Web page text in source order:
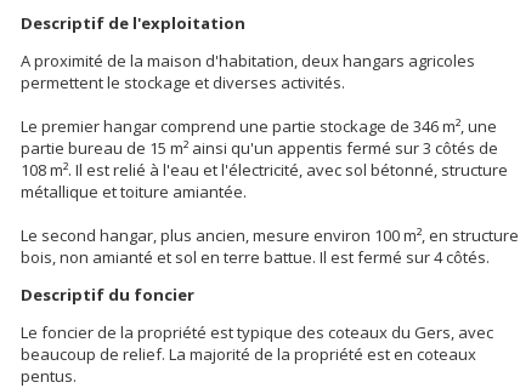
Descriptif de l'exploitation
A proximité de la maison d'habitation, deux hangars agricoles
permettent le stockage et diverses activités.
Le premier hangar comprend une partie stockage de 346 m², une
partie bureau de 15 m² ainsi qu'un appentis fermé sur 3 côtés de
108 m². Il est relié à l'eau et l'électricité, avec sol bétonné, structure
métallique et toiture amiantée.
Le second hangar, plus ancien, mesure environ 100 m², en structure
bois, non amianté et sol en terre battue. Il est fermé sur 4 côtés.
Descriptif du foncier
Le foncier de la propriété est typique des coteaux du Gers, avec
beaucoup de relief. La majorité de la propriété est en coteaux
pentus.